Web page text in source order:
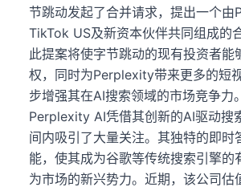
节跳动发起了合并请求，提出一个由
TikTok US及新资本伙伴共同组成的
此提案将使字节跳动的现有投资者能
权，同时为Perplexity带来更多的短
步增强其在AI搜索领域的市场竞争力。
Perplexity AI凭借其创新的AI驱动搜
间内吸引了大量关注。其独特的即时
能，使其成为谷歌等传统搜索引擎的
为市场的新兴势力。近期，该公司估